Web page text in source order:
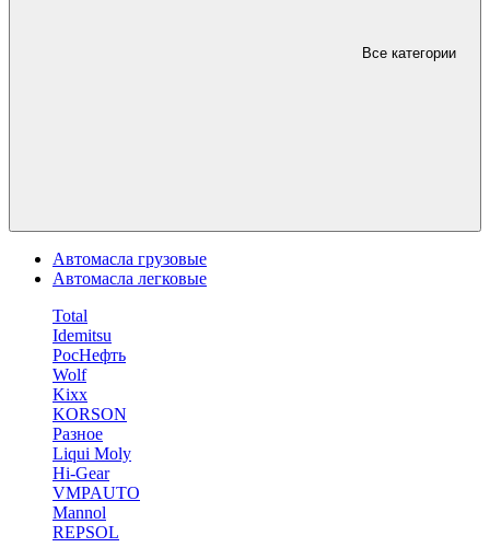
Все категории
Автомасла грузовые
Автомасла легковые
Total
Idemitsu
РосНефть
Wolf
Kixx
KORSON
Разное
Liqui Moly
Hi-Gear
VMPAUTO
Mannol
REPSOL